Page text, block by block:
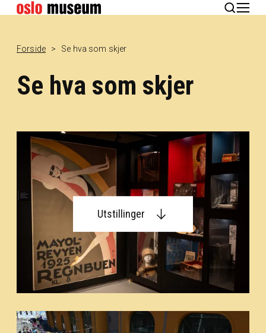
English
Forside Se hva som skjer
Se hva som skjer
Utstillinger